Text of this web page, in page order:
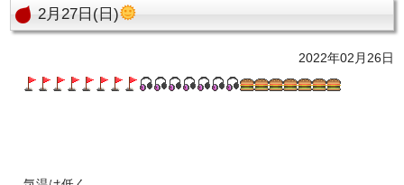
2月27日(日)
2022年02月26日